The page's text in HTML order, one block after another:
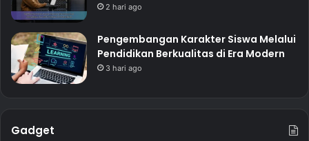
2 hari ago
Pengembangan Karakter Siswa Melalui
Pendidikan Berkualitas di Era Modern
3 hari ago
Gadget